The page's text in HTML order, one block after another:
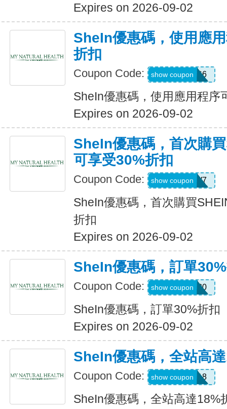
Expires on 2026-09-02
SheIn優惠碼，使用應
折扣
Coupon Code: 295KHS6
show coupon
SheIn優惠碼，使用應用程序
Expires on 2026-09-02
SheIn優惠碼，首次購
可享受30%折扣
Coupon Code: U3226W7
show coupon
SheIn優惠碼，首次購買
折扣
Expires on 2026-09-02
SheIn優惠碼，訂單
Coupon Code: newonly30
show coupon
SheIn優惠碼，訂單30%折扣
Expires on 2026-09-02
SheIn優惠碼，全站高
Coupon Code: MAY0B18
show coupon
SheIn優惠碼，全站高達18%